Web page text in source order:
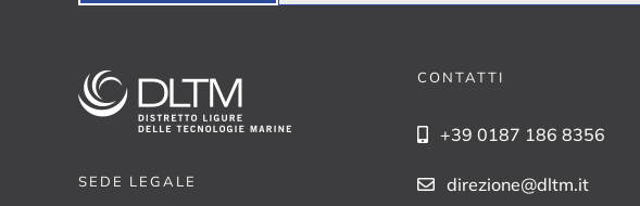
SEDE LEGALE
CONTATTI
+39 0187 186 8356
direzione@dltm.it